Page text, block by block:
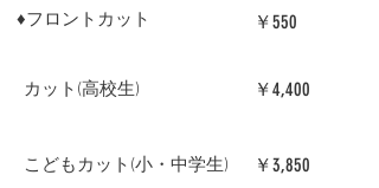
​♦︎フロントカット ￥550
​カット(高校生) ￥4,400
​こどもカット(小・中学生) ￥3,850